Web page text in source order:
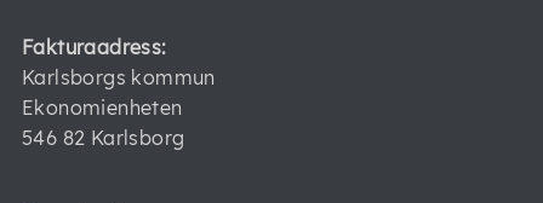
Fakturaadress:
Karlsborgs kommun
Ekonomienheten
546 82 Karlsborg